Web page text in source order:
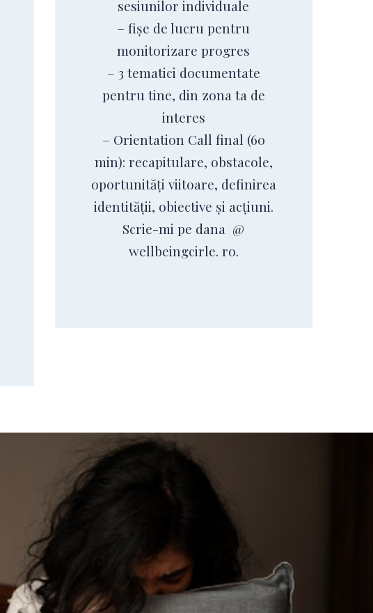
sesiunilor individuale
– fișe de lucru pentru
monitorizare progres
– 3 tematici documentate
pentru tine, din zona ta de
interes
– Orientation Call final (60
min): recapitulare, obstacole,
oportunități viitoare, definirea
identității, obiective și acțiuni.
Scrie-mi pe dana @
wellbeingcirle. ro.